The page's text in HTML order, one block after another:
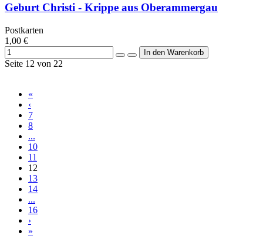
Geburt Christi - Krippe aus Oberammergau
Postkarten
1,00 €
Seite 12 von 22
«
‹
7
8
...
10
11
12
13
14
...
16
›
»